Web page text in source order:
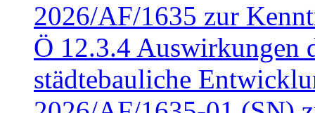
2026/AF/1635 zur
Ö 12.3.4 Auswirkungen
städtebauliche